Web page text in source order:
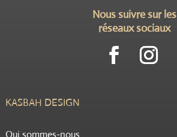
Nous suivre sur les
réseaux sociaux
KASBAH DESIGN
Qui sommes-nous